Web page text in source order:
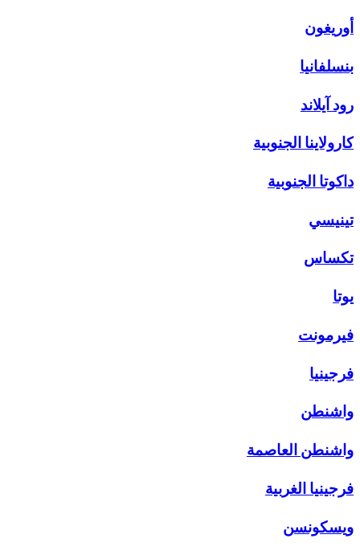
أوريغون
بنسلفانيا
رود آيلاند
كارولاينا الجنوبية
داكوتا الجنوبية
تينيسي
تكساس
يوتا
فيرمونت
فرجينيا
واشنطن
واشنطن العاصمة
فرجينيا الغربية
ويسكونسن